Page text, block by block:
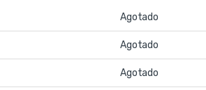
Agotado
Agotado
Agotado